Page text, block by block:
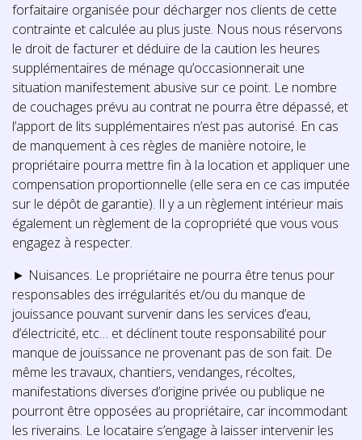
forfaitaire organisée pour décharger nos clients de cette
contrainte et calculée au plus juste. Nous nous réservons
le droit de facturer et déduire de la caution les heures
supplémentaires de ménage qu’occasionnerait une
situation manifestement abusive sur ce point. Le nombre
de couchages prévu au contrat ne pourra être dépassé, et
l’apport de lits supplémentaires n’est pas autorisé. En cas
de manquement à ces règles de manière notoire, le
propriétaire pourra mettre fin à la location et appliquer une
compensation proportionnelle (elle sera en ce cas imputée
sur le dépôt de garantie). Il y a un règlement intérieur mais
également un règlement de la copropriété que vous vous
engagez à respecter.
► Nuisances. Le propriétaire ne pourra être tenus pour
responsables des irrégularités et/ou du manque de
jouissance pouvant survenir dans les services d’eau,
d’électricité, etc… et déclinent toute responsabilité pour
manque de jouissance ne provenant pas de son fait. De
même les travaux, chantiers, vendanges, récoltes,
manifestations diverses d’origine privée ou publique ne
pourront être opposées au propriétaire, car incommodant
les riverains. Le locataire s’engage à laisser intervenir les